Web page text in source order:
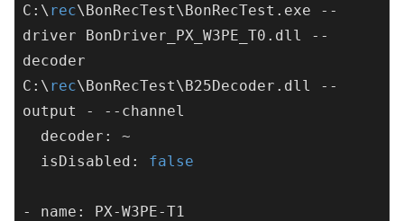
C:\ rec\BonRecTest\BonRecTest . exe --
driver BonDriver_PX_W3PE_T0 . dll --
decoder
C:\ rec\BonRecTest\B25Decoder . dll --
output - --channel
  isDisabled:
false
- name: PX-W3PE-T1